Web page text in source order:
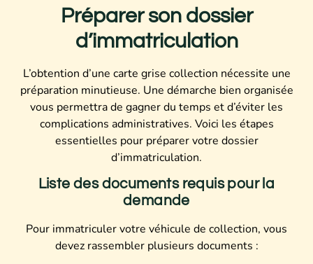
Préparer son dossier
d’immatriculation
L’obtention d’une carte grise collection nécessite une
préparation minutieuse. Une démarche bien organisée
vous permettra de gagner du temps et d’éviter les
complications administratives. Voici les étapes
essentielles pour préparer votre dossier
d’immatriculation.
Liste des documents requis pour la
demande
Pour immatriculer votre véhicule de collection, vous
devez rassembler plusieurs documents :